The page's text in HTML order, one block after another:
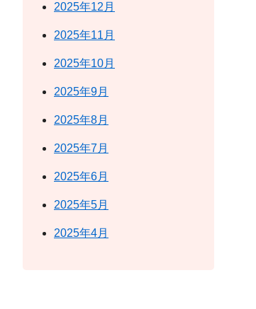
2025年12月
2025年11月
2025年10月
2025年9月
2025年8月
2025年7月
2025年6月
2025年5月
2025年4月